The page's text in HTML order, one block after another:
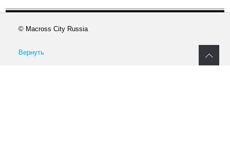
© Macross City Russia
Вернуть